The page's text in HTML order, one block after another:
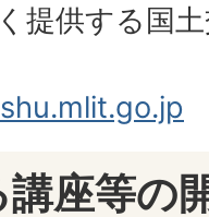
提供する国
座等の